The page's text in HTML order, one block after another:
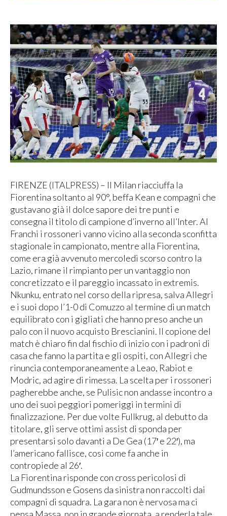
FIRENZE (ITALPRESS) – Il Milan riacciuffa la
Fiorentina soltanto al 90°, beffa Kean e compagni che
gustavano già il dolce sapore dei tre punti e
consegna il titolo di campione d’inverno all’Inter. Al
Franchi i rossoneri vanno vicino alla seconda sconfitta
stagionale in campionato, mentre alla Fiorentina,
come era già avvenuto mercoledì scorso contro la
Lazio, rimane il rimpianto per un vantaggio non
concretizzato e il pareggio incassato in extremis.
Nkunku, entrato nel corso della ripresa, salva Allegri
e i suoi dopo l’1-0 di Comuzzo al termine di un match
equilibrato con i gigliati che hanno preso anche un
palo con il nuovo acquisto Brescianini. Il copione del
match è chiaro fin dal fischio di inizio con i padroni di
casa che fanno la partita e gli ospiti, con Allegri che
rinuncia contemporaneamente a Leao, Rabiot e
Modric, ad agire di rimessa. La scelta per i rossoneri
pagherebbe anche, se Pulisic non andasse incontro a
uno dei suoi peggiori pomeriggi in termini di
finalizzazione. Per due volte Fullkrug, al debutto da
titolare, gli serve ottimi assist di sponda per
presentarsi solo davanti a De Gea (17′ e 22′), ma
l’americano fallisce, così come fa anche in
contropiede al 26′.
La Fiorentina risponde con cross pericolosi di
Gudmundsson e Gosens da sinistra non raccolti dai
compagni di squadra. La gara non è nervosa ma ci